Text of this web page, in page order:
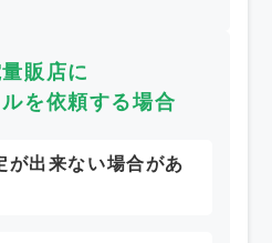
販店に
を依頼する場合
が出来ない場合があ